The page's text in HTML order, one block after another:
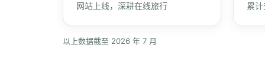
网站上线，深耕在线旅行 累
以上数据截至 2026 年 7 月